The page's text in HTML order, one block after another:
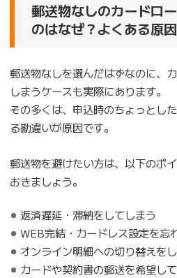
郵送物なしのカードロ
のはなぜ？よくある原
郵送物なしを選んだはずなのに、
しまうケースも実際にあります。
その多くは、申込時のちょっとし
る勘違いが原因です。
郵送物を避けたい方は、以下のポ
おきましょう。
返済遅延・滞納をしてしまう
WEB完結・カードレス設定を忘
オンライン明細への切り替えを
カードや契約書の郵送を希望し